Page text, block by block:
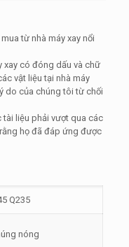
từ nhà máy xay nổi
xay có đóng dấu và chữ
vật liệu tại nhà máy
do của chúng tôi từ chối
tài liệu phải vượt qua các
họ đã đáp ứng được
Q235
nóng